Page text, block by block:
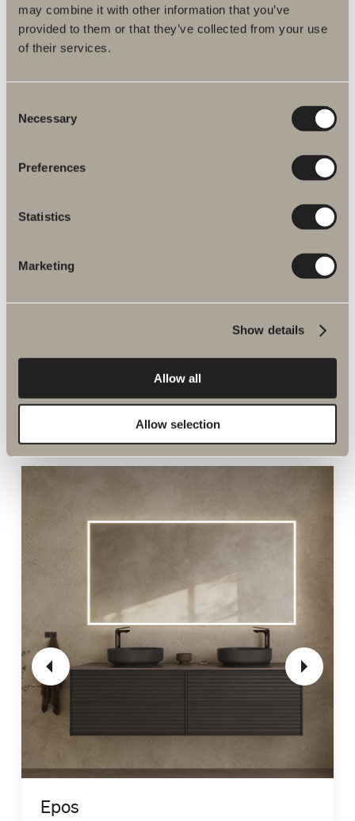
may combine it with other information that you’ve
provided to them or that they’ve collected from your use
of their services.
Selection
Necessary
Preferences
Statistics
Marketing
Show details
Allow all
Allow selection
Rundt og stilrent formsprog med smarte energisparefunktioner. 17
W
Nyheder til
badeværelset
Epos